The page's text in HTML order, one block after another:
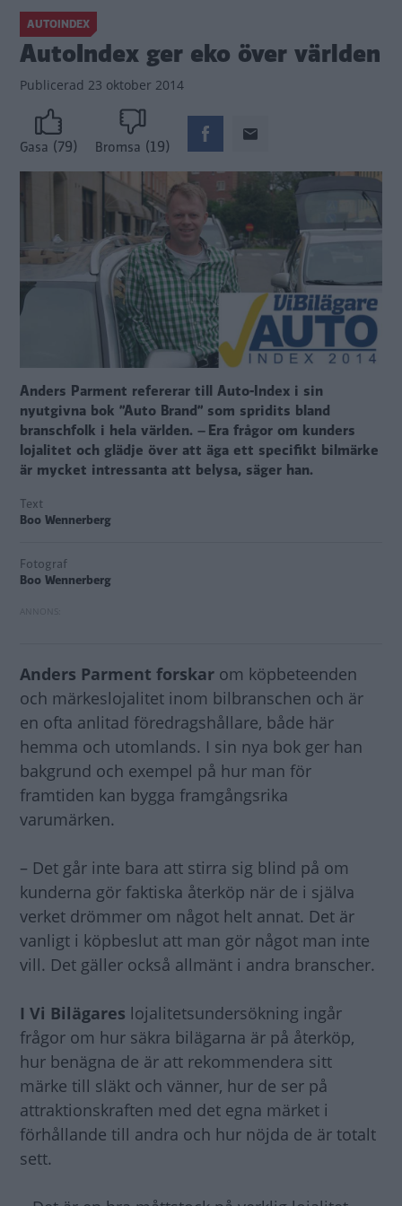
AUTOINDEX
AutoIndex ger eko över världen
Publicerad 23 oktober 2014
Gasa (79) Bromsa (19)
Anders Parment refererar till Auto-Index i sin
nyutgivna bok ”Auto Brand” som spridits bland
branschfolk i hela världen. – Era frågor om kunders
lojalitet och glädje över att äga ett specifikt bilmärke
är mycket intressanta att belysa, säger han.
Text
Boo Wennerberg
Fotograf
Boo Wennerberg
Anders Parment forskar om köpbeteenden
och märkeslojalitet inom bilbranschen och är
en ofta anlitad föredragshållare, både här
hemma och utomlands. I sin nya bok ger han
bakgrund och exempel på hur man för
framtiden kan bygga framgångsrika
varumärken.
– Det går inte bara att stirra sig blind på om
kunderna gör faktiska återköp när de i själva
verket drömmer om något helt annat. Det är
vanligt i köpbeslut att man gör något man inte
vill. Det gäller också allmänt i andra branscher.
I Vi Bilägares lojalitetsundersökning ingår
frågor om hur säkra bilägarna är på återköp,
hur benägna de är att rekommendera sitt
märke till släkt och vänner, hur de ser på
attraktionskraften med det egna märket i
förhållande till andra och hur nöjda de är totalt
sett.